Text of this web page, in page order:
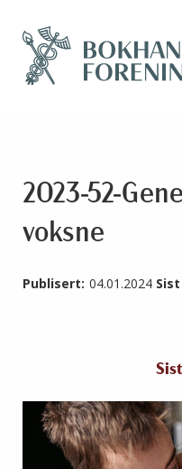
2023-52-
voksne
Publisert: 04.01.2024